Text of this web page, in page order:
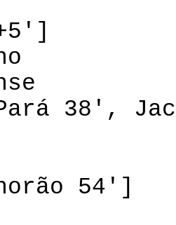
0-
38',
0-
54']